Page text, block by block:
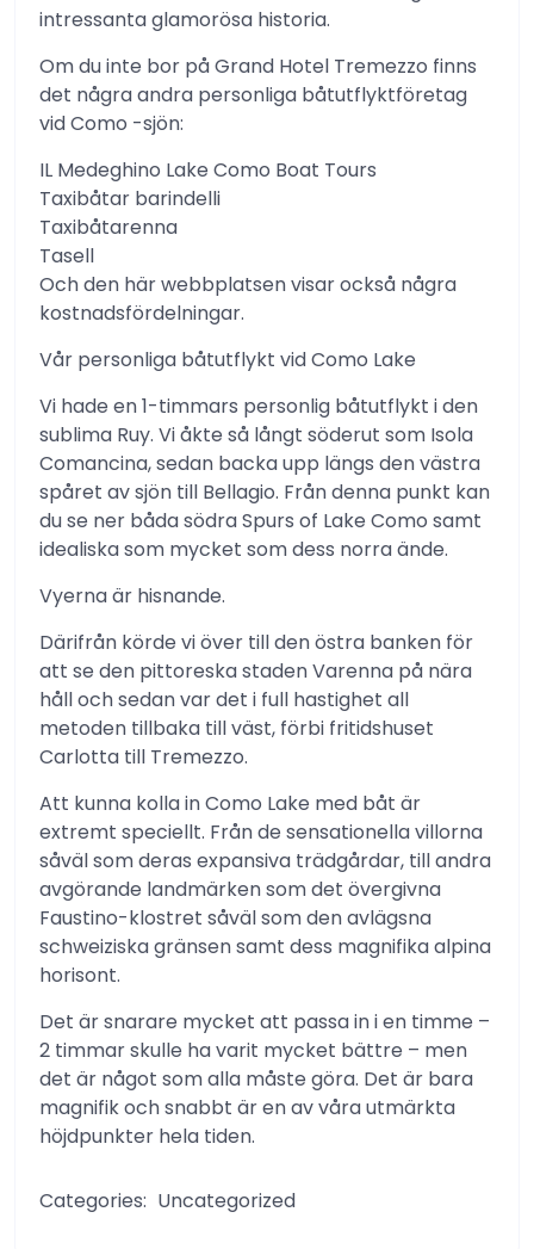
intressanta glamorösa historia.
Om du inte bor på Grand Hotel Tremezzo finns
det några andra personliga båtutflyktföretag
vid Como -sjön:
IL Medeghino Lake Como Boat Tours
Taxibåtar barindelli
Taxibåtarenna
Tasell
Och den här webbplatsen visar också några
kostnadsfördelningar.
Vår personliga båtutflykt vid Como Lake
Vi hade en 1-timmars personlig båtutflykt i den
sublima Ruy. Vi åkte så långt söderut som Isola
Comancina, sedan backa upp längs den västra
spåret av sjön till Bellagio. Från denna punkt kan
du se ner båda södra Spurs of Lake Como samt
idealiska som mycket som dess norra ände.
Vyerna är hisnande.
Därifrån körde vi över till den östra banken för
att se den pittoreska staden Varenna på nära
håll och sedan var det i full hastighet all
metoden tillbaka till väst, förbi fritidshuset
Carlotta till Tremezzo.
Att kunna kolla in Como Lake med båt är
extremt speciellt. Från de sensationella villorna
såväl som deras expansiva trädgårdar, till andra
avgörande landmärken som det övergivna
Faustino-klostret såväl som den avlägsna
schweiziska gränsen samt dess magnifika alpina
horisont.
Det är snarare mycket att passa in i en timme –
2 timmar skulle ha varit mycket bättre – men
det är något som alla måste göra. Det är bara
magnifik och snabbt är en av våra utmärkta
höjdpunkter hela tiden.
Categories: Uncategorized